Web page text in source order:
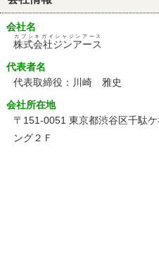
会社名
株式会社ジンアース
カブシキガイシャジンアース
代表者名
代表取締役：川崎 雅史
会社所在地
〒151-0051 東京都渋谷区千駄
ング２Ｆ